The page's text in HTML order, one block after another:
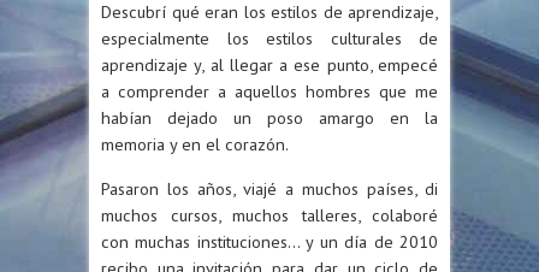
Descubrí qué eran los estilos de aprendizaje,
especialmente los estilos culturales de
aprendizaje y, al llegar a ese punto, empecé
a comprender a aquellos hombres que me
habían dejado un poso amargo en la
memoria y en el corazón.
Pasaron los años, viajé a muchos países, di
muchos cursos, muchos talleres, colaboré
con muchas instituciones… y un día de 2010